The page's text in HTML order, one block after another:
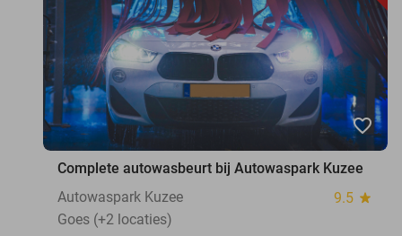
favorite_border
Complete autowasbeurt bij Autowaspark Kuzee
Autowaspark Kuzee
9.5 star
Goes (+2 locaties)